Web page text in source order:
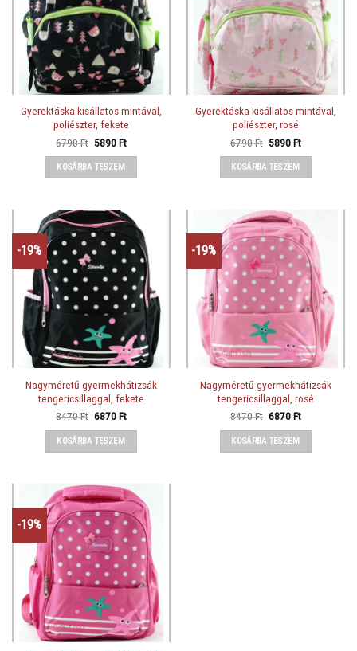
Gyerektáska kisállatos mintával,
poliészter, fekete
6790Ft Original
was:
6790 Ft.
5890FtCurrent
KOSÁRBA TESZEM
Gyerektáska kisállatos mintával,
poliészter, rosé
6790Ft Original
was:
6790 Ft.
5890FtCurrent
KOSÁRBA TESZEM
-19%
Nagyméretű gyermekhátizsák
tengericsillaggal, fekete
8470Ft Original
was:
8470 Ft.
6870FtCurrent
KOSÁRBA TESZEM
-19%
Nagyméretű gyermekhátizsák
tengericsillaggal, rosé
8470Ft Original
was:
8470 Ft.
6870FtCurrent
KOSÁRBA TESZEM
-19%